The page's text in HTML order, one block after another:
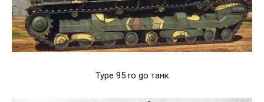
Type 95 ro go танк